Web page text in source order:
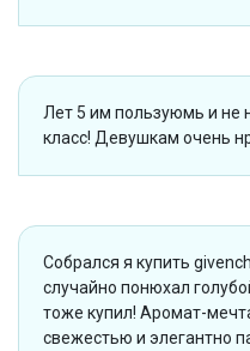
Лет 5 им пользуюмь и не
класс! Девушкам очень
Собрался я купить
случайно понюхал
тоже купил! Аромат-
свежестью и элегантно